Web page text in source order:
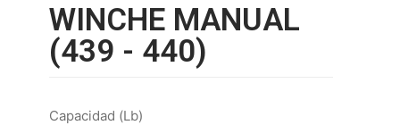
WINCHE MANUAL
(439 - 440)
Capacidad (Lb)